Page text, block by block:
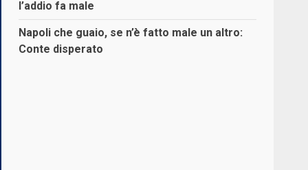
l’addio fa male
Napoli che guaio, se n’è fatto male un altro:
Conte disperato